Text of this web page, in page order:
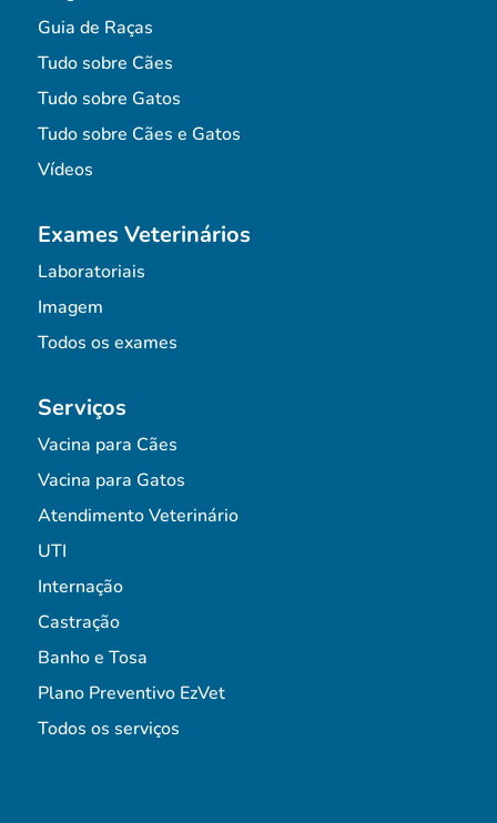
Guia de Raças
Tudo sobre Cães
Tudo sobre Gatos
Tudo sobre Cães e Gatos
Vídeos
Exames Veterinários
Laboratoriais
Imagem
Todos os exames
Serviços
Vacina para Cães
Vacina para Gatos
Atendimento Veterinário
UTI
Internação
Castração
Banho e Tosa
Plano Preventivo EzVet
Todos os serviços